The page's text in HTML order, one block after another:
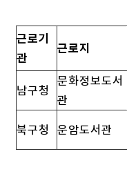
근로기
관
근로지
남구청
문화정보도서
관
북구청 운암도서관